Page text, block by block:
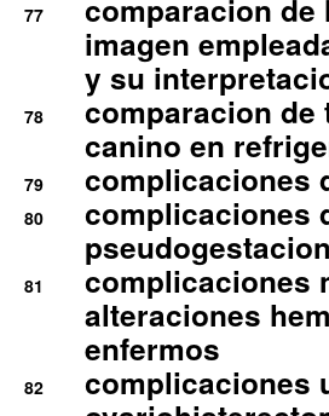
77
comparacion
imagen
y su
78
comparacion de
canino en
79 complicaciones
80
complicaciones
81
complicaciones
alteraciones
enfermos
82
complicaciones